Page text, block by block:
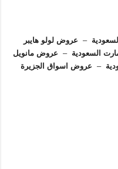
– عروض لولو هايبر
السعودية – عروض مانويل
– عروض اسواق الجزيرة